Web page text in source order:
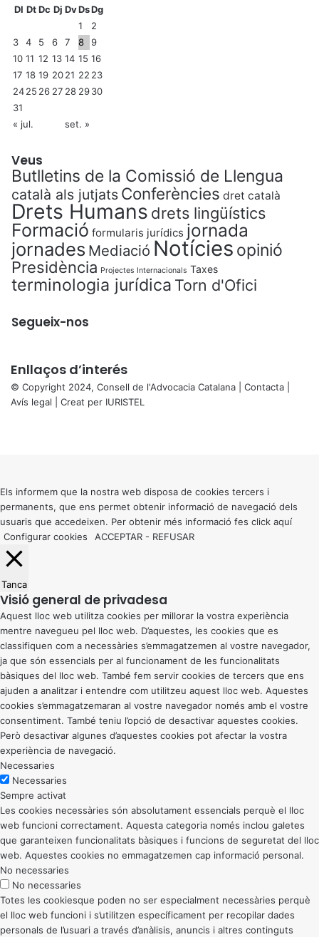
Dl DtDc Dj DvDsDg
1
2
3
4 5 6 7 8
9
10 11 12 13 14 15 16
17 18 19 2021 22 23
2425 26 27 28 2930
31
« jul.
set. »
Veus
Butlletins de la Comissió de Llengua
català als jutjats Conferències dret català
Drets Humans drets lingüístics
Formació formularis jurídics jornada
jornades Mediació Notícies opinió
Presidència Projectes Internacionals Taxes
terminologia jurídica Torn d'Ofici
Segueix-nos
Enllaços d’interés
© Copyright 2024, Consell de l'Advocacia Catalana | Contacta
Avís legal | Creat per IURISTEL
button
Els informem que la nostra web disposa de cookies tercers i
permanents, que ens permet obtenir informació de navegació dels
usuaris que accedeixen. Per obtenir més informació fes click aquí
Configurar cookies
ACCEPTAR - REFUSAR
Tanca
Visió general de privadesa
Aquest lloc web utilitza cookies per millorar la vostra experiència
mentre navegueu pel lloc web. D’aquestes, les cookies que es
classifiquen com a necessàries s’emmagatzemen al vostre navegador,
ja que són essencials per al funcionament de les funcionalitats
bàsiques del lloc web. També fem servir cookies de tercers que ens
ajuden a analitzar i entendre com utilitzeu aquest lloc web. Aquestes
cookies s’emmagatzemaran al vostre navegador només amb el vostre
consentiment. També teniu l’opció de desactivar aquestes cookies.
Però desactivar algunes d’aquestes cookies pot afectar la vostra
experiència de navegació.
Necessaries
Necessaries
Sempre activat
Les cookies necessàries són absolutament essencials perquè el lloc
web funcioni correctament. Aquesta categoria només inclou galetes
que garanteixen funcionalitats bàsiques i funcions de seguretat del lloc
web. Aquestes cookies no emmagatzemen cap informació personal.
No necessaries
No necessaries
Totes les cookiesque poden no ser especialment necessàries perquè
el lloc web funcioni i s’utilitzen específicament per recopilar dades
personals de l’usuari a través d’anàlisis, anuncis i altres continguts